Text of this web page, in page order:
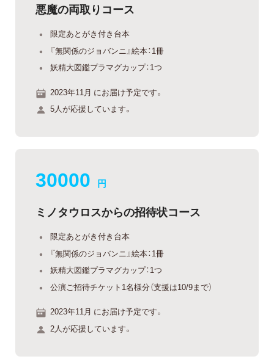
悪魔の両取りコース
限定あとがき付き台本
『無関係のジョバンニ』絵本：1冊
妖精大図鑑プラマグカップ：1つ
2023年11月 にお届け予定です。
5人が応援しています。
30000 円
ミノタウロスからの招待状コース
限定あとがき付き台本
『無関係のジョバンニ』絵本：1冊
妖精大図鑑プラマグカップ：1つ
公演ご招待チケット1名様分（支援は10/9まで）
2023年11月 にお届け予定です。
2人が応援しています。